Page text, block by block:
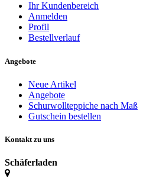
Ihr Kundenbereich
Anmelden
Profil
Bestellverlauf
Angebote
Neue Artikel
Angebote
Schurwollteppiche nach Maß
Gutschein bestellen
Kontakt zu uns
Schäferladen